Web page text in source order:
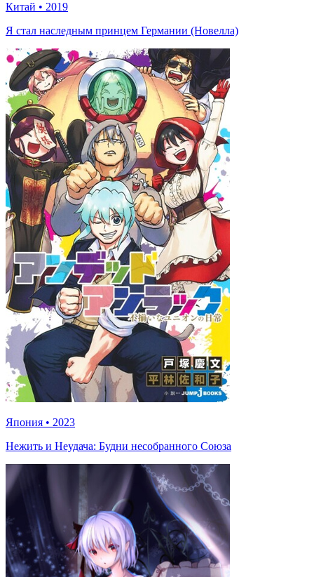
Китай • 2019
Я стал наследным принцем Германии (Новелла)
Япония • 2023
Нежить и Неудача: Будни несобранного Союза